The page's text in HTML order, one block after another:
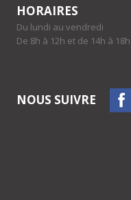
NOUS SUIVRE
HORAIRES
Du lundi au vendredi
De 8h à 12h et de 14h à 18h